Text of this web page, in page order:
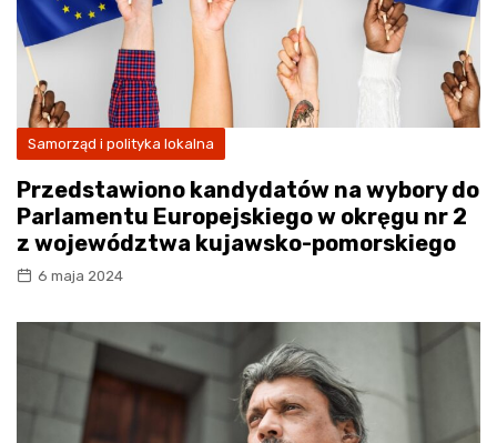
Samorząd i polityka lokalna
Przedstawiono kandydatów na wybory do
Parlamentu Europejskiego w okręgu nr 2
z województwa kujawsko-pomorskiego
6 maja 2024